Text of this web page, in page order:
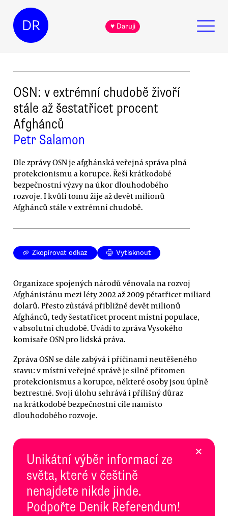
DR ♥ Daruji
OSN: v extrémní chudobě živoří
stále až šestatřicet procent
Afghánců
Petr Salamon
Dle zprávy OSN je afghánská veřejná správa plná
protekcionismu a korupce. Řeší krátkodobé
bezpečnostní výzvy na úkor dlouhodobého
rozvoje. I kvůli tomu žije až devět milionů
Afghánců stále v extrémní chudobě.
Zkopírovat odkaz Vytisknout
Organizace spojených národů věnovala na rozvoj
Afghánistánu mezi léty 2002 až 2009 pětatřicet miliard
dolarů. Přesto zůstává přibližně devět milionů
Afghánců, tedy šestatřicet procent místní populace,
v absolutní chudobě. Uvádí to zpráva Vysokého
komisaře OSN pro lidská práva.
Zpráva OSN se dále zabývá i příčinami neutěšeného
stavu: v místní veřejné správě je silně přítomen
protekcionismus a korupce, některé osoby jsou úplně
beztrestné. Svoji úlohu sehrává i přílišný důraz
na krátkodobé bezpečnostní cíle namísto
dlouhodobého rozvoje.
Unikátní výběr informací ze
světa, které v češtině
nenajdete nikde jinde.
Podpořte Deník Referendum!
×